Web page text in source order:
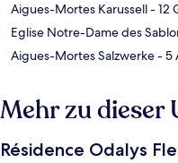
Aigues-Mortes Karussell- 12
Eglise Notre-Dame des
Aigues-Mortes Salzwerke- 5
Mehr zu
Résidence Odalys